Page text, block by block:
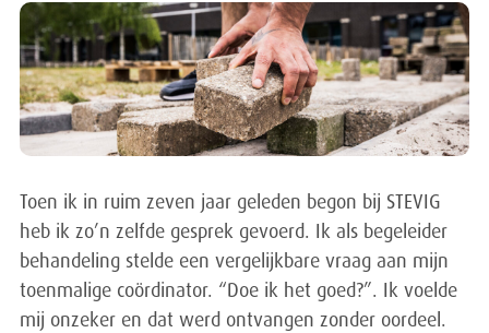
Toen ik in ruim zeven jaar geleden begon bij STEVIG
heb ik zo’n zelfde gesprek gevoerd. Ik als begeleider
behandeling stelde een vergelijkbare vraag aan mijn
toenmalige coördinator. “Doe ik het goed?”. Ik voelde
mij onzeker en dat werd ontvangen zonder oordeel.